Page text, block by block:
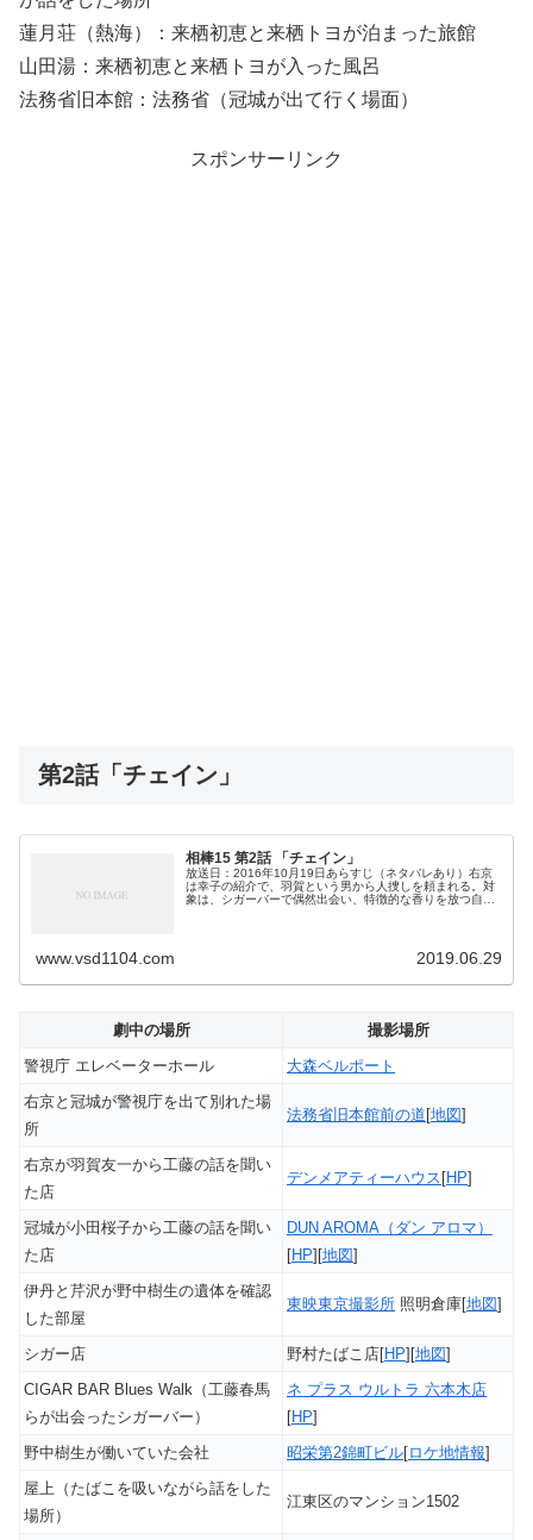
蓮月荘（熱海）：来栖初恵と来栖トヨが泊まった旅館
山田湯：来栖初恵と来栖トヨが入った風呂
法務省旧本館：法務省（冠城が出て行く場面）
スポンサーリンク
第2話「チェイン」
相棒15 第2話 「チェイン」
放送日：2016年10月19日あらすじ（ネタバレあり）右京
は幸子の紹介で、羽賀という男から人捜しを頼まれる。対
象は、シガーバーで偶然出会い、特徴的な香りを放つ自家
www.vsd1104.com 2019.06.29
劇中の場所
撮影場所
警視庁 エレベーターホール
大森ベルポート
右京と冠城が警視庁を出て別れた場
所
法務省旧本館前の道 [地図]
右京が羽賀友一から工藤の話を聞い
た店
デンメアティーハウス [HP]
冠城が小田桜子から工藤の話を聞い
た店
DUN AROMA（ダン アロマ）
[HP][地図]
伊丹と芹沢が野中樹生の遺体を確認
した部屋
東映東京撮影所 照明倉庫[地図]
シガー店 野村たばこ店[HP][地図]
CIGAR BAR Blues Walk（工藤春馬
らが出会ったシガーバー）
ネ プラス ウルトラ 六本木店
[HP]
野中樹生が働いていた会社
昭栄第2錦町ビル[ロケ地情報]
屋上（たばこを吸いながら話をした
場所）
江東区のマンション1502